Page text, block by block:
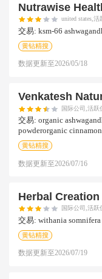
Nutrawise
united states,活
交易: ksm-66
黄钻精搜
数据更新至2026/05/18
Venkatesh
国际公司,活跃
交易: organic
powderorganic
黄钻精搜
数据更新至2026/07/16
Herbal Creation
国际公司,活跃
交易: withania somnifera
黄钻精搜
数据更新至2026/07/19